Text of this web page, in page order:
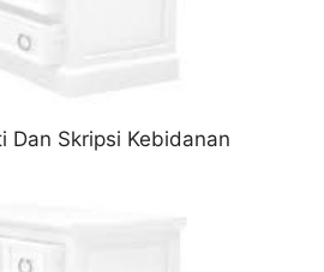
Dan Skripsi Kebidanan